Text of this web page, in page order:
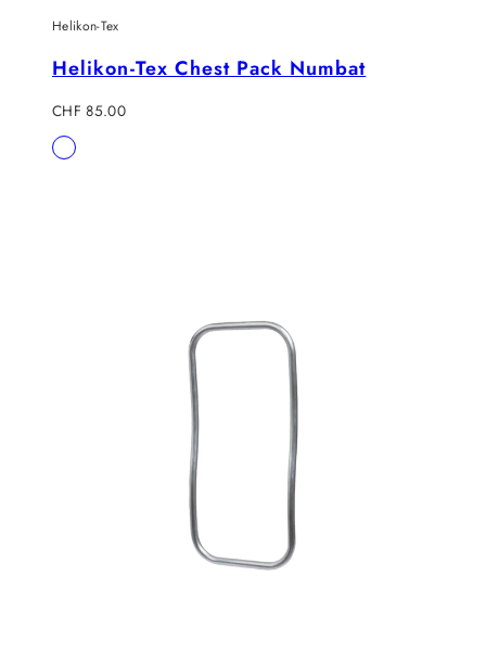
Helikon-Tex
Helikon-Tex Chest Pack Numbat
Regulärer
Preis
CHF 85.00
Verfügbar
Braun